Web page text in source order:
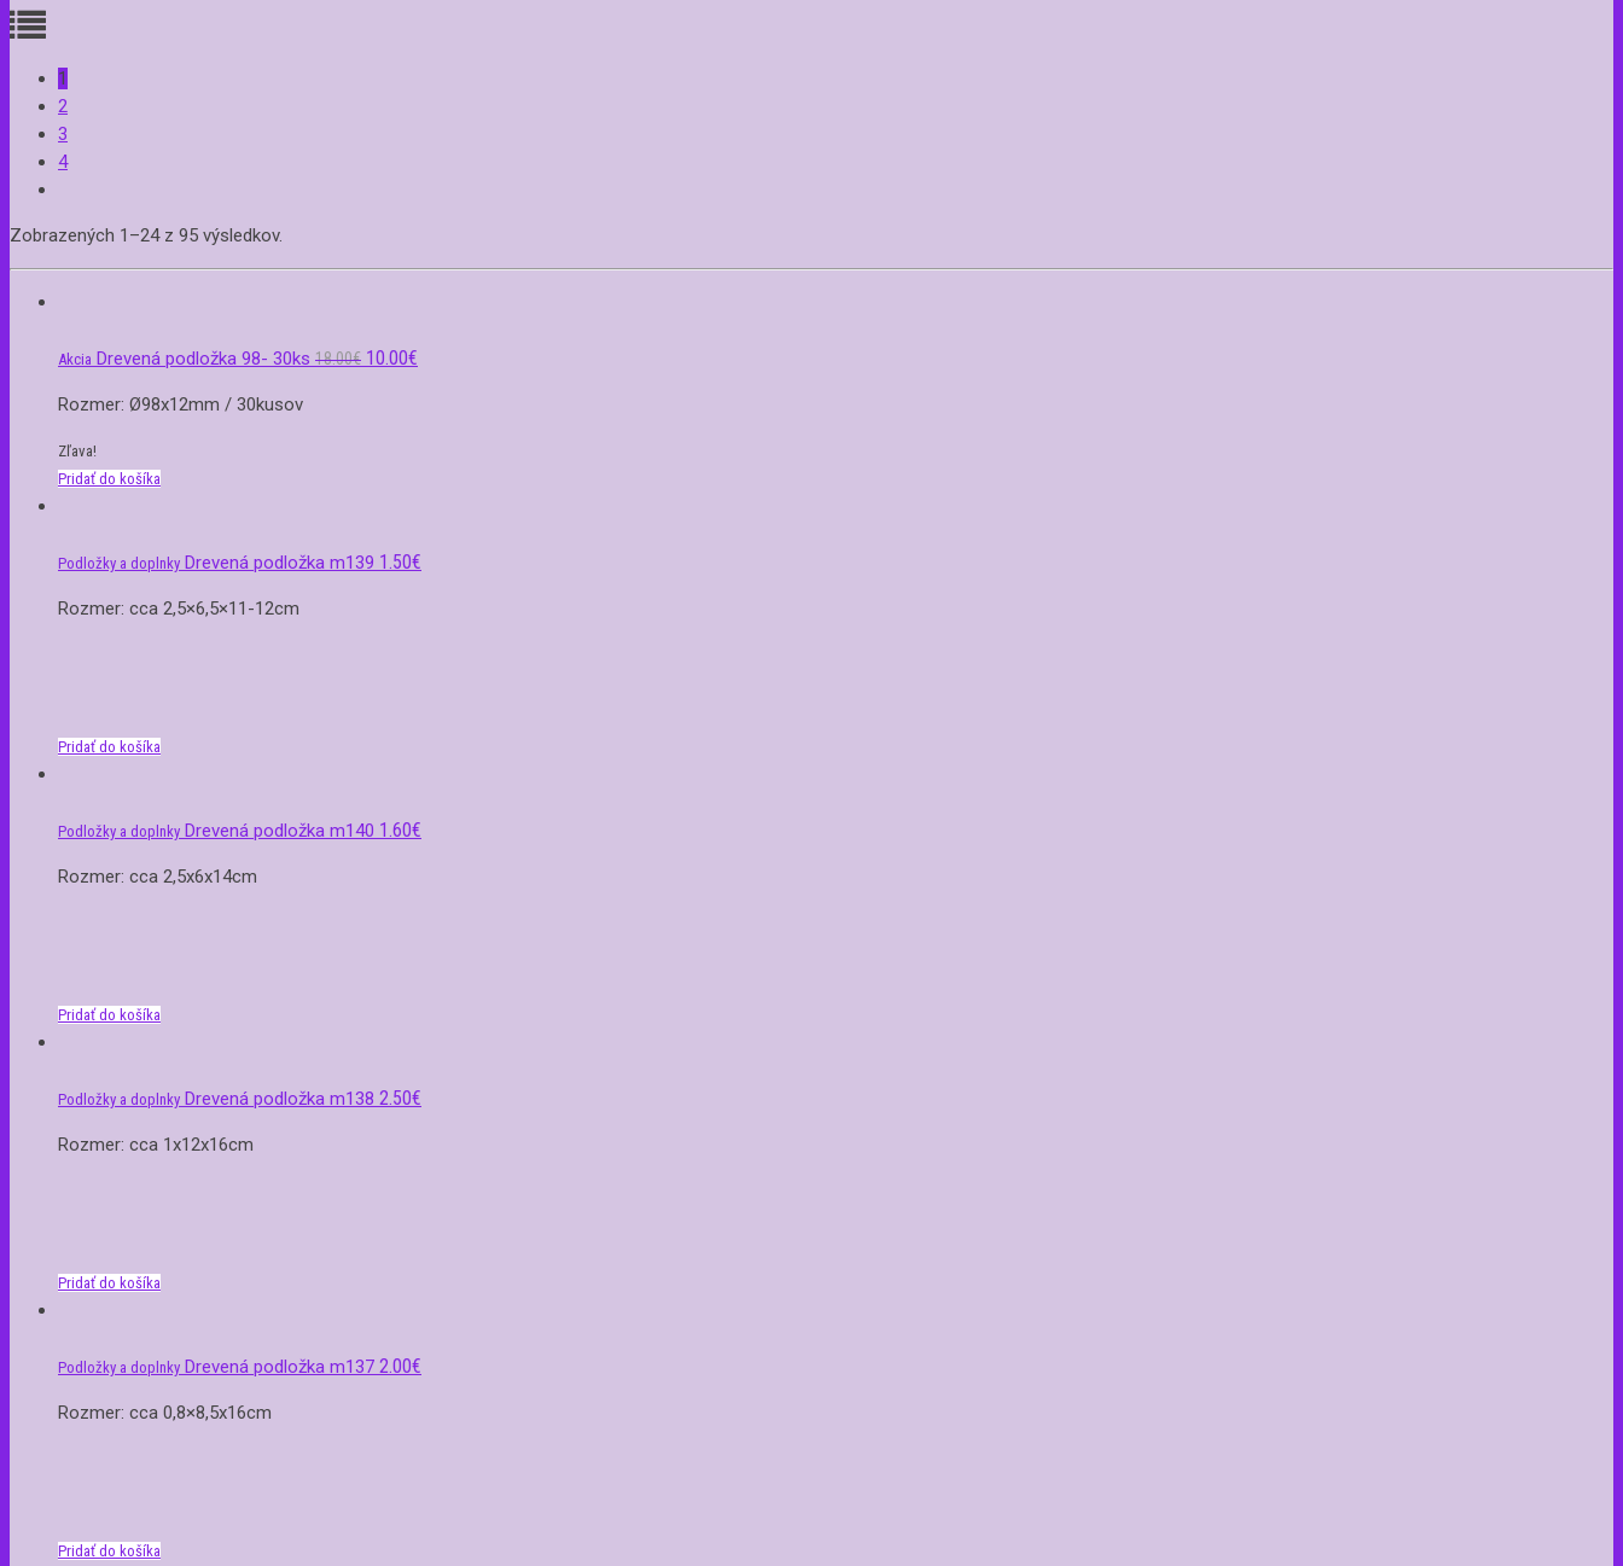
1
2
3
4
Zobrazených 1–24 z 95 výsledkov.
Akcia Drevená podložka 98- 30ks 18.00€ 10.00€
Rozmer: Ø98x12mm / 30kusov
Zľava!
Pridať do košíka
Podložky a doplnky Drevená podložka m139 1.50€
Rozmer: cca 2,5×6,5×11-12cm
Pridať do košíka
Podložky a doplnky Drevená podložka m140 1.60€
Rozmer: cca 2,5x6x14cm
Pridať do košíka
Podložky a doplnky Drevená podložka m138 2.50€
Rozmer: cca 1x12x16cm
Pridať do košíka
Podložky a doplnky Drevená podložka m137 2.00€
Rozmer: cca 0,8×8,5x16cm
Pridať do košíka